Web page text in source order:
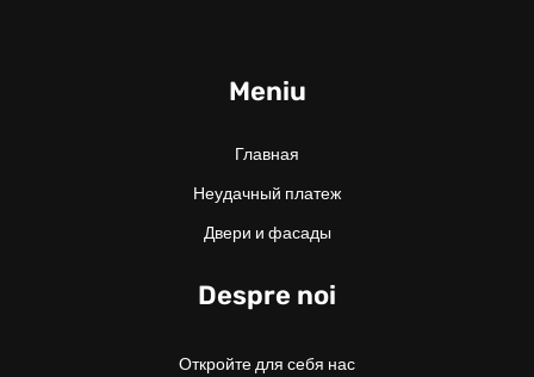
Meniu
Главная
Неудачный платеж
Двери и фасады
Despre noi
Откройте для себя нас